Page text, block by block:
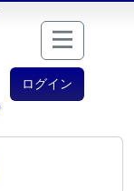
ログイン